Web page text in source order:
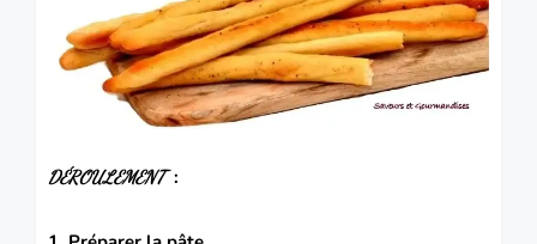
DÉROULEMENT: